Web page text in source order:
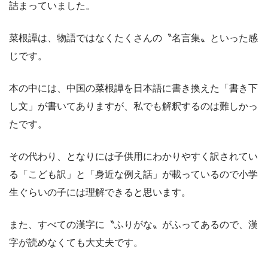
詰まっていました。
菜根譚は、物語ではなくたくさんの〝名言集〟といった感
じです。
本の中には、中国の菜根譚を日本語に書き換えた「書き下
し文」が書いてありますが、私でも解釈するのは難しかっ
たです。
その代わり、となりには子供用にわかりやすく訳されてい
る
「こども訳」 と 「身近な例え話」 が載っているので小学
生ぐらいの子には理解できると思います。
また、すべての漢字に〝ふりがな〟がふってあるので、漢
字が読めなくても大丈夫です。